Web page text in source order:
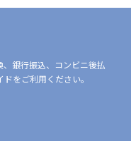
銀行振込、コンビニ後払
をご利用ください。